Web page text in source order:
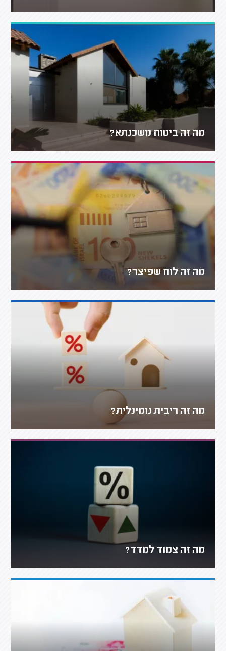
מה זה ביטוח משכנתא?
מה זה לוח שפיצר?
מה זה ריבית נומינלית?
מה זה צמוד למדד?